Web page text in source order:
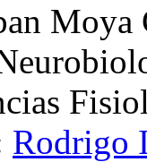
Moya
Rodrigo